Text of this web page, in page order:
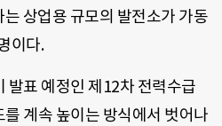
상업용 규모의 발전소가 가동
이다.
발표 예정인 제12차 전력수급
계속 높이는 방식에서 벗어나